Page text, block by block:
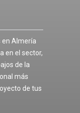
Almería
en el sector,
de la
más
de tus